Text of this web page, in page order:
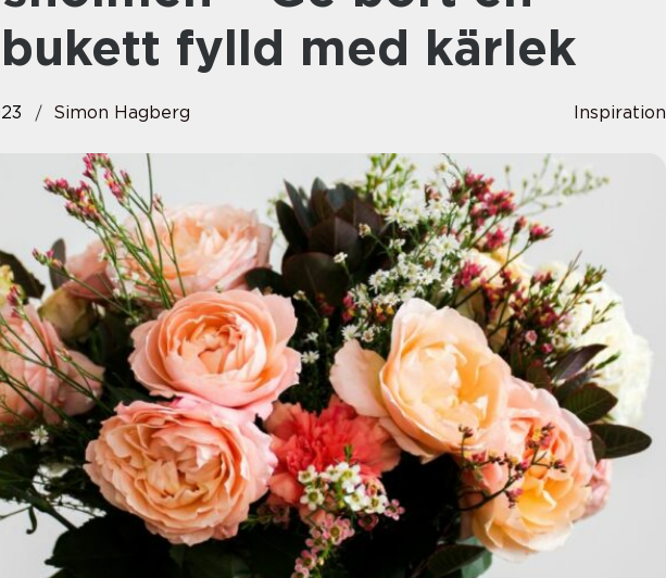
fylld med kärlek
Simon Hagberg Inspiration